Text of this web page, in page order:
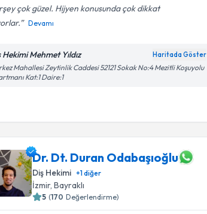
çok güzel. Hijyen konusunda çok dikkat
Devamı
Hekimi Mehmet Yıldız Haritada Göster
Mahallesi Zeytinlik Caddesi 52121 Sokak No:4 Mezitli Koşuyolu
Kat:1 Daire:1
Dr. Dt. Duran Odabaşıoğlu
Diş Hekimi +1diğer
İzmir, Bayraklı
5 (170 Değerlendirme)